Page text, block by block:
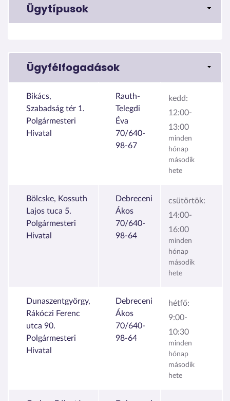
Ügytípusok
Ügyfélfogadások
Bikács,
Szabadság tér 1.
Polgármesteri
Hivatal
Rauth-
Telegdi
Éva
70/640-
98-67
kedd:
12:00-
13:00
minden
hónap
második
hete
Bölcske, Kossuth
Lajos tuca 5.
Polgármesteri
Hivatal
Debreceni
Ákos
70/640-
98-64
csütörtök:
14:00-
16:00
minden
hónap
második
hete
Dunaszentgyörgy,
Rákóczi Ferenc
utca 90.
Polgármesteri
Hivatal
Debreceni
Ákos
70/640-
98-64
hétfő:
9:00-
10:30
minden
hónap
második
hete